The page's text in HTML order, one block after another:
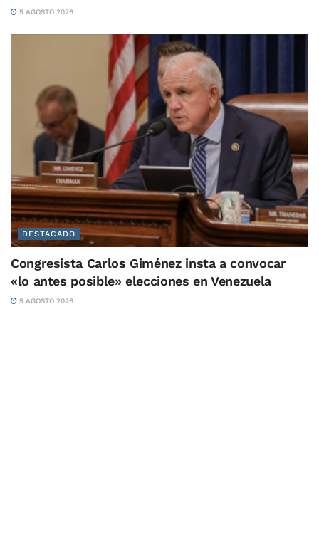
5 AGOSTO 2026
DESTACADO
Congresista Carlos Giménez insta a convocar
«lo antes posible» elecciones en Venezuela
5 AGOSTO 2026